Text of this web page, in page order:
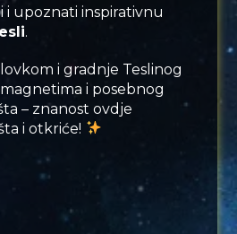
i upoznati inspirativnu
.
i gradnje Teslinog
i posebnog
– znanost ovdje
i otkriće!